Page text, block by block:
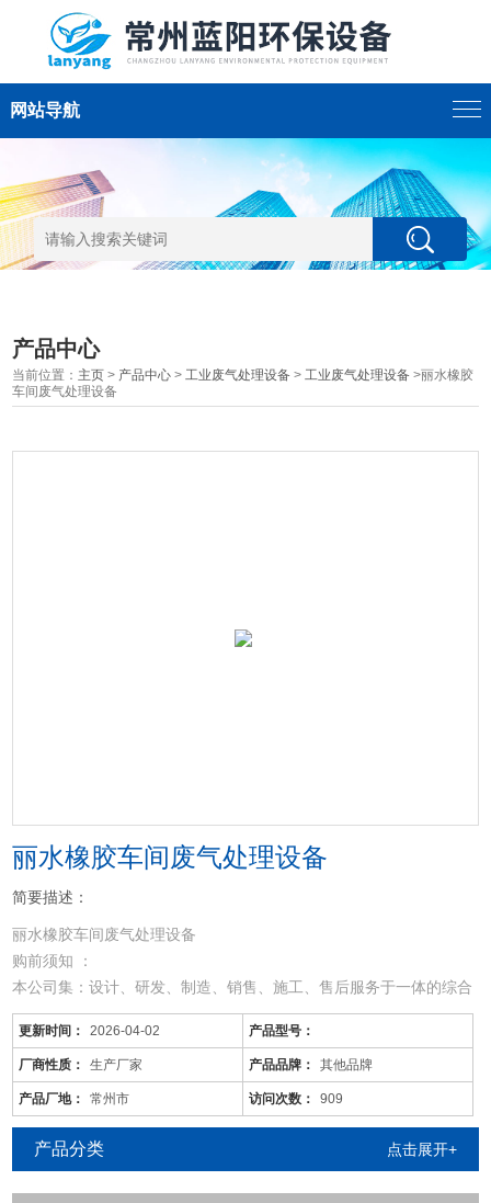
网站导航
产品中心
当前位置： 主页 > 产品中心 >工业废气处理设备 >工业废气处理设备 >丽水橡胶
车间废气处理设备
丽水橡胶车间废气处理设备
简要描述：
丽水橡胶车间废气处理设备
购前须知 ：
本公司集：设计、研发、制造、销售、施工、售后服务于一体的综合
型废气处理公司；
从事于：各类工业废气、废水、噪音、脱硫除尘、油烟火烟、通风降
温等工程的设计、制作、安装调试；
由于市场价格浮动影响，以上产品价格、属性仅供参考
丽水/橡胶车间废气处理/现货供应
更新时间： 2026-04-02 产品型号：
厂商性质： 生产厂家 产品品牌： 其他品牌
产品厂地： 常州市 访问次数： 909
产品分类 点击展开+